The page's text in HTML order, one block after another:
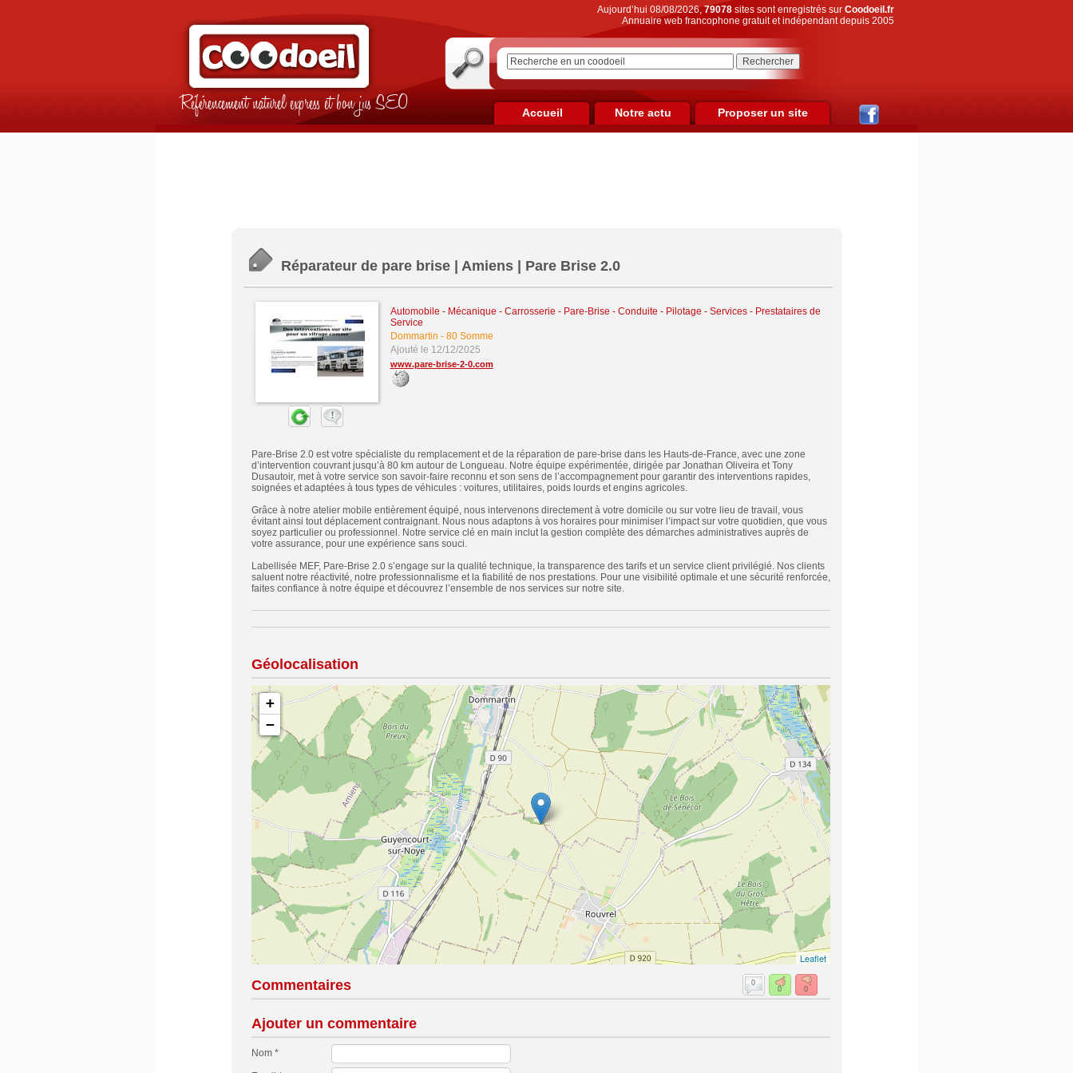
Référencement naturel express et bon jus SEO
Aujourd’hui 08/08/2026,79078sites sont enregistrés sur Coodoeil.fr
Annuaire web francophone gratuit et indépendant depuis 2005
Accueil Notre actu Proposer un site
Réparateur de pare brise | Amiens | Pare Brise 2.0
Automobile - Mécanique - Carrosserie - Pare-Brise - Conduite - Pilotage - Services - Prestataires de
Service
Dommartin - 80 Somme
Ajouté le 12/12/2025
www.pare-brise-2-0.com
Pare-Brise 2.0 est votre spécialiste du remplacement et de la réparation de pare-brise dans les Hauts-de-France, avec une zone
d’intervention couvrant jusqu’à 80 km autour de Longueau. Notre équipe expérimentée, dirigée par Jonathan Oliveira et Tony
Dusautoir, met à votre service son savoir-faire reconnu et son sens de l’accompagnement pour garantir des interventions rapides,
soignées et adaptées à tous types de véhicules : voitures, utilitaires, poids lourds et engins agricoles.
Grâce à notre atelier mobile entièrement équipé, nous intervenons directement à votre domicile ou sur votre lieu de travail, vous
évitant ainsi tout déplacement contraignant. Nous nous adaptons à vos horaires pour minimiser l’impact sur votre quotidien, que vous
soyez particulier ou professionnel. Notre service clé en main inclut la gestion complète des démarches administratives auprès de
votre assurance, pour une expérience sans souci.
Labellisée MEF, Pare-Brise 2.0 s’engage sur la qualité technique, la transparence des tarifs et un service client privilégié. Nos clients
saluent notre réactivité, notre professionnalisme et la fiabilité de nos prestations. Pour une visibilité optimale et une sécurité renforcée,
faites confiance à notre équipe et découvrez l’ensemble de nos services sur notre site.
Géolocalisation
+
−
Leaflet
Commentaires
0
0
0
Ajouter un commentaire
Nom *